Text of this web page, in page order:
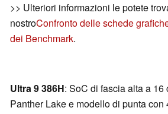
>> Ulteriori informazioni le potete
nostroConfronto delle schede
dei Benchmark.
Ultra 9 386H: SoC di fascia alta a
Panther Lake e modello di punta con